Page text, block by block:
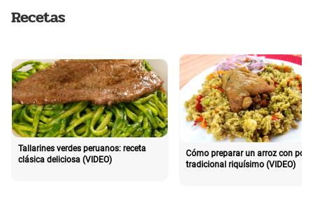
Recetas
Tallarines verdes peruanos: receta
clásica deliciosa (VIDEO)
Cómo preparar un arroz con pollo
tradicional riquísimo (VIDEO)